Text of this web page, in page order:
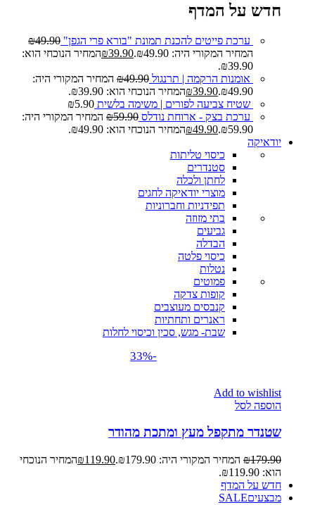
חדש על המדף
ערכת פייטים להכנת תמונת "בורא פרי הגפן" ₪49.90
המחיר המקורי היה: ₪49.90.
₪39.90
המחיר הנוכחי הוא:
₪39.90.
אומנות הרקמה | תרנגול
₪49.90
המחיר המקורי היה:
₪49.90.
₪39.90
המחיר הנוכחי הוא: ₪39.90.
שטיח צביעה לפורים | משימה בלשית
₪5.90
ערכת בצק - ארוחת נודלס
₪59.90
המחיר המקורי היה:
₪59.90.
₪49.90
המחיר הנוכחי הוא: ₪49.90.
יודאיקה
כיסוי טליתות
סטנדרים
לחתן ולכלה
מוצרי יודאיקה לחגים
תפידניות וחברוניות
בתי מזוזה
גביעים
הבדלה
כיסוי פלטה
נטלות
פמוטים
קופות צדקה
קנבסים מעוצבים
ראנרים ותחתיות
שבת- מגש, סכין וכיסוי לחלות
-33%
Add to wishlist
הוספה לסל
שטנדר מתקפל מעץ ומתכת מהודר
₪179.90 המחיר המקורי היה: ₪179.90. ₪119.90
המחיר הנוכחי
הוא: ₪119.90.
חדש על המדף
מבצעיםSALE